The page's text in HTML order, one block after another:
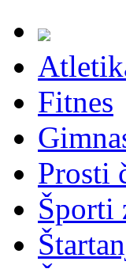
Fitnes
Prosti
Športi